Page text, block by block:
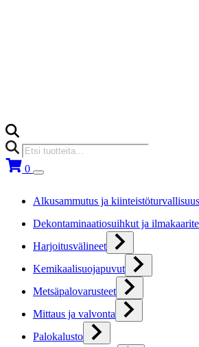
Products
search
0
Alkusammutus ja kiinteistöturvallisuus
Dekontaminaatiosuihkut ja
Harjoitusvälineet
Kemikaalisuojapuvut
Metsäpalovarusteet
Mittaus ja valvonta
Palokalusto